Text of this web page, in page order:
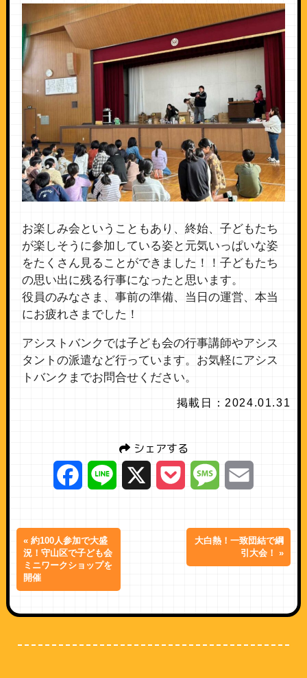
お楽しみ会ということもあり、終始、子どもたち
が楽しそうに参加している姿と元気いっぱいな姿
をたくさん見ることができました！！子どもたち
の思い出に残る行事になったと思います。
役員のみなさま、事前の準備、当日の運営、本当
にお疲れさまでした！
アシストバンクでは子ども会の行事講師やアシス
タントの派遣など行っています。お気軽にアシス
トバンクまでお問合せください。
掲載日：2024.01.31
シェアする
Facebook
Line Pocket Message
« 約100人参加で大盛
況！守山区で子ども会
ミニワークショップを
開催
大白熱！一致団結で綱
引大会！ »